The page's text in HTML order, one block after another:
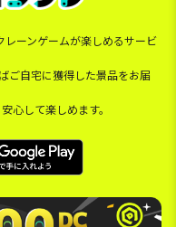
ーンゲームが楽しめるサービ
ご自宅に獲得した景品をお届
心して楽しめます。